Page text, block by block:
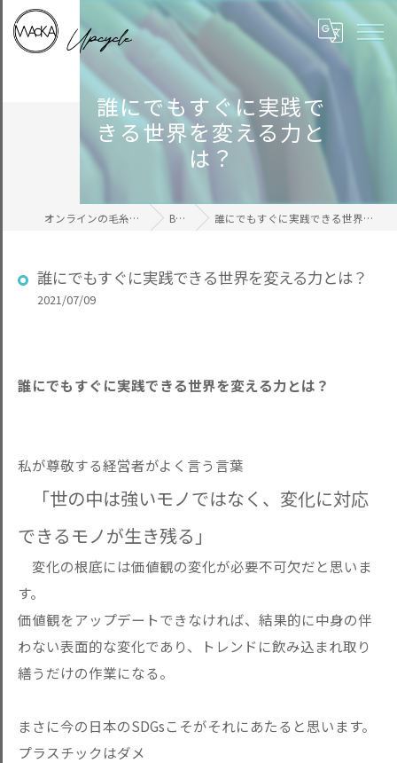
誰にでもすぐに実践で
きる世界を変える力と
は？
オンラインの毛糸ならWAcKA BLOG 誰にでもすぐに実践できる世界を変える力とは？
誰にでもすぐに実践できる世界を変える力とは？
2021/07/09
誰にでもすぐに実践できる世界を変える力とは？
私が尊敬する経営者がよく言う言葉
「世の中は強いモノではなく、変化に対応
できるモノが生き残る」
変化の根底には価値観の変化が必要不可欠だと思いま
す。
価値観をアップデートできなければ、結果的に中身の伴
わない表面的な変化であり、トレンドに飲み込まれ取り
繕うだけの作業になる。
まさに今の日本のSDGsこそがそれにあたると思います。
プラスチックはダメ